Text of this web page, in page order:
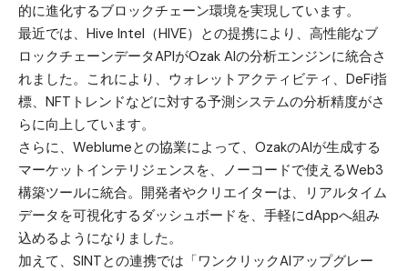
的に進化するブロックチェーン環境を実現しています。
最近では、Hive Intel（HIVE）との提携により、高性能なブ
ロックチェーンデータAPIがOzak AIの分析エンジンに統合さ
れました。これにより、ウォレットアクティビティ、DeFi指
標、NFTトレンドなどに対する予測システムの分析精度がさ
らに向上しています。
さらに、Weblumeとの協業によって、OzakのAIが生成する
マーケットインテリジェンスを、ノーコードで使えるWeb3
構築ツールに統合。開発者やクリエイターは、リアルタイム
データを可視化するダッシュボードを、手軽にdAppへ組み
込めるようになりました。
加えて、SINTとの連携では「ワンクリックAIアップグレー